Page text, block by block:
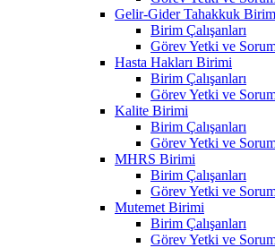
Gelir-Gider Tahakkuk
Birim Çalışanları
Görev Yetki ve
Hasta Hakları Birimi
Birim Çalışanları
Görev Yetki ve
Kalite Birimi
Birim Çalışanları
Görev Yetki ve
MHRS Birimi
Birim Çalışanları
Görev Yetki ve
Mutemet Birimi
Birim Çalışanları
Görev Yetki ve